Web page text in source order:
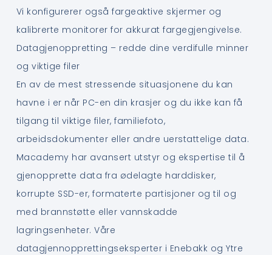
Vi konfigurerer også fargeaktive skjermer og
kalibrerte monitorer for akkurat fargegjengivelse.
Datagjenoppretting – redde dine verdifulle minner
og viktige filer
En av de mest stressende situasjonene du kan
havne i er når PC-en din krasjer og du ikke kan få
tilgang til viktige filer, familiefoto,
arbeidsdokumenter eller andre uerstattelige data.
Macademy har avansert utstyr og ekspertise til å
gjenopprette data fra ødelagte harddisker,
korrupte SSD-er, formaterte partisjoner og til og
med brannstøtte eller vannskadde
lagringsenheter. Våre
datagjennopprettingseksperter i Enebakk og Ytre